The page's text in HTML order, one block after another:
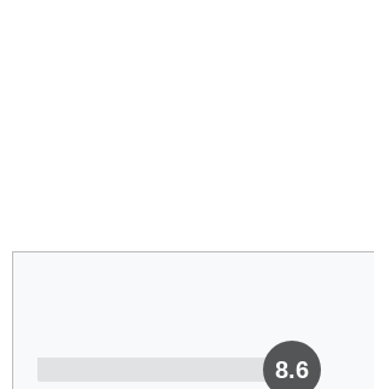
8.6